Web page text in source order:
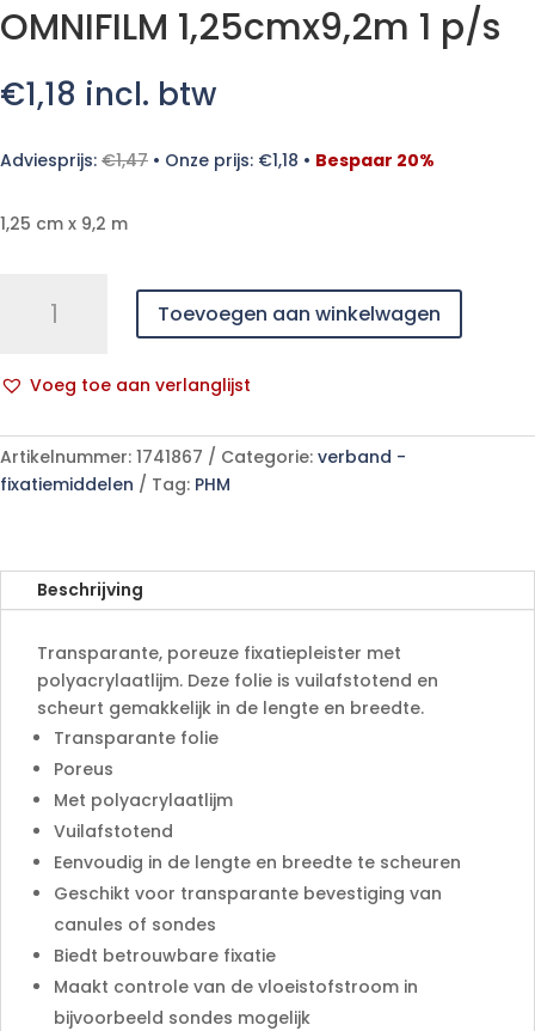
OMNIFILM 1,25cmx9,2m 1 p/s
€1,18 incl. btw
Adviesprijs: €1,47 • Onze prijs: €1,18 • Bespaar 20%
1,25 cm x 9,2 m
1,25cmx9,2m
aantal
Toevoegen aan winkelwagen
Voeg toe aan verlanglijst
l
t
e
a
t
Artikelnummer: 1741867 Categorie: verband -
fixatiemiddelen
Tag: PHM
Beschrijving
Transparante, poreuze fixatiepleister met
polyacrylaatlijm. Deze folie is vuilafstotend en
scheurt gemakkelijk in de lengte en breedte.
Transparante folie
Poreus
Met polyacrylaatlijm
Vuilafstotend
Eenvoudig in de lengte en breedte te scheuren
Geschikt voor transparante bevestiging van
canules of sondes
Biedt betrouwbare fixatie
Maakt controle van de vloeistofstroom in
bijvoorbeeld sondes mogelijk